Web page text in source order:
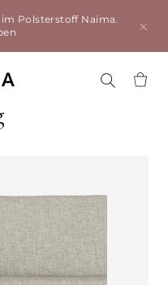
Polsterstoff Naima.